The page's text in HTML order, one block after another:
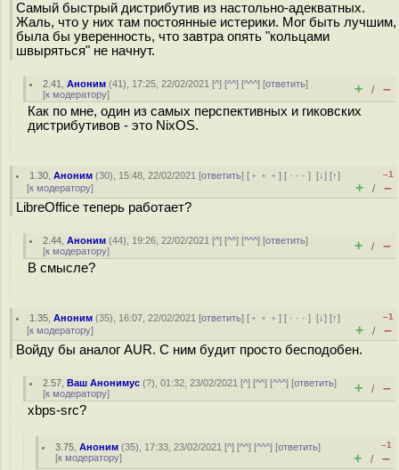
Самый быстрый дистрибутив из настольно-адекватных.
Жаль, что у них там постоянные истерики. Мог быть лучшим,
была бы уверенность, что завтра опять "кольцами
швыряться" не начнут.
2.41 ,Аноним (41), 17:25, 22/02/2021 [^] [^^] [^^^] [ответить]
[к модератору] + / –
Как по мне, один из самых перспективных и гиковских
дистрибутивов - это NixOS.
1.30 ,Аноним (30), 15:48, 22/02/2021 [ответить] [ ﹢﹢﹢] [ · · ·][↓] [↑]
[к модератору]
–1
+ / –
LibreOffice теперь работает?
2.44 ,Аноним (44), 19:26, 22/02/2021 [^] [^^] [^^^] [ответить]
[к модератору] + / –
В смысле?
1.35 ,Аноним (35), 16:07, 22/02/2021 [ответить] [ ﹢﹢﹢] [ · · ·][↓] [↑]
[к модератору]
–1
+ / –
Войду бы аналог AUR. С ним будит просто бесподобен.
2.57 ,Ваш Анонимус (?), 01:32, 23/02/2021 [^] [^^] [^^^] [ответить]
[к модератору] + / –
xbps-src?
3.75 ,Аноним (35), 17:33, 23/02/2021 [^] [^^] [^^^] [ответить]
[к модератору]
–1
+ / –